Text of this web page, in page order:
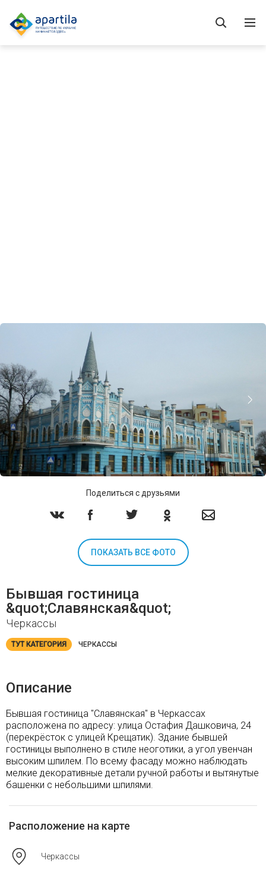
ПОКАЗАТЬ ВСЕ ФОТО
Поделиться с друзьями
Бывшая гостиница
&quot;Славянская&quot;
Черкассы
ТУТ КАТЕГОРИЯ ЧЕРКАССЫ
Описание
Бывшая гостиница "Славянская" в Черкассах
расположена по адресу: улица Остафия Дашковича, 24
(перекрёсток с улицей Крещатик). Здание бывшей
гостиницы выполнено в стиле неоготики, а угол увенчан
высоким шпилем. По всему фасаду можно наблюдать
мелкие декоративные детали ручной работы и вытянутые
башенки с небольшими шпилями.
Расположение на карте
Черкассы